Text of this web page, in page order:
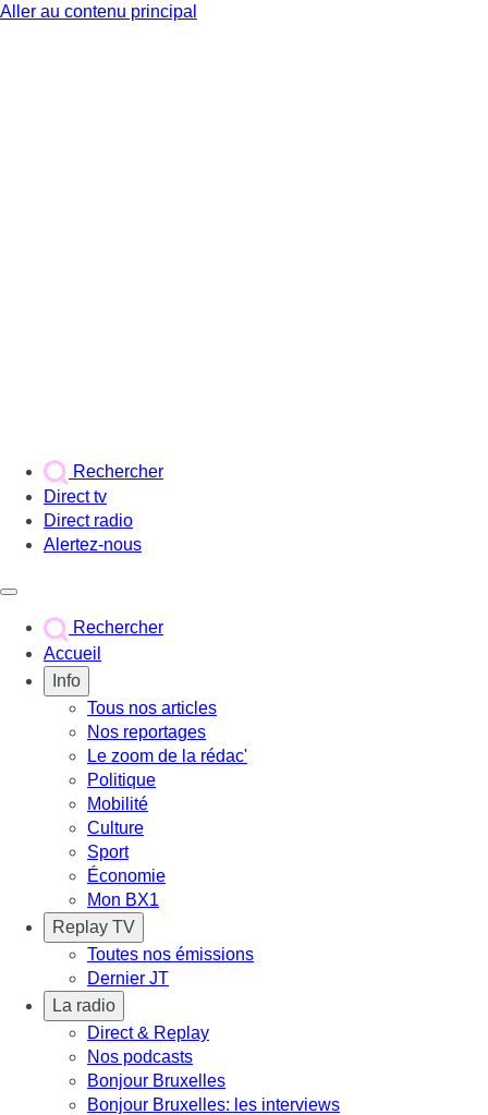
Aller au contenu principal
Rechercher
Direct tv
Direct radio
Alertez-nous
Rechercher
Accueil
Info
Tous nos articles
Nos reportages
Le zoom de la rédac'
Politique
Mobilité
Culture
Sport
Économie
Mon BX1
Replay TV
Toutes nos émissions
Dernier JT
La radio
Direct & Replay
Nos podcasts
Bonjour Bruxelles
Bonjour Bruxelles: les interviews